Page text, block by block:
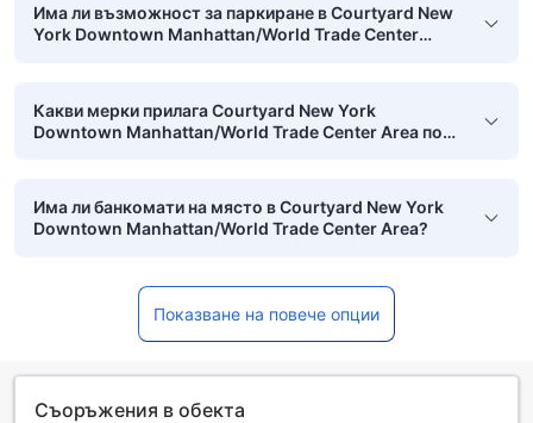
Има ли възможност за паркиране в Courtyard New
York Downtown Manhattan/World Trade Center
Какви мерки прилага Courtyard New York
Downtown Manhattan/World Trade Center Area по
Има ли банкомати на място в Courtyard New York
Downtown Manhattan/World Trade Center Area?
Показване на повече опции
Съоръжения в обекта